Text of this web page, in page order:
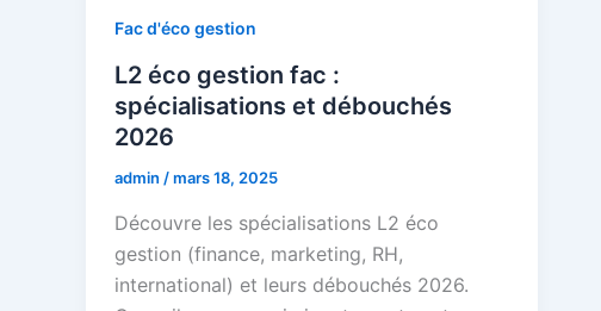
Fac d'éco gestion
L2 éco gestion fac :
spécialisations et débouchés
2026
admin /mars 18, 2025
Découvre les spécialisations L2 éco
gestion (finance, marketing, RH,
international) et leurs débouchés 2026.